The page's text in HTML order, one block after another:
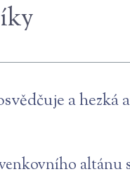
a hezká
altánu